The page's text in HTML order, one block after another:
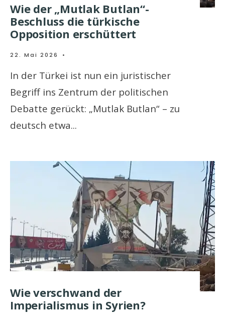
Wie der „Mutlak Butlan“-
Beschluss die türkische
Opposition erschüttert
22. Mai 2026 •
In der Türkei ist nun ein juristischer
Begriff ins Zentrum der politischen
Debatte gerückt: „Mutlak Butlan“ – zu
deutsch etwa...
Wie verschwand der
Imperialismus in Syrien?